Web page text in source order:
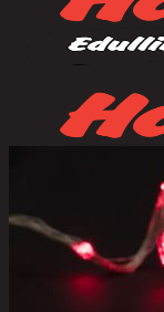
Etsi: